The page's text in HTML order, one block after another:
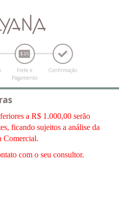
Frete e
Pagamento
Confirmação
a R$ 1.000,00 serão
ficando sujeitos a análise da
Comercial.
com o seu consultor.